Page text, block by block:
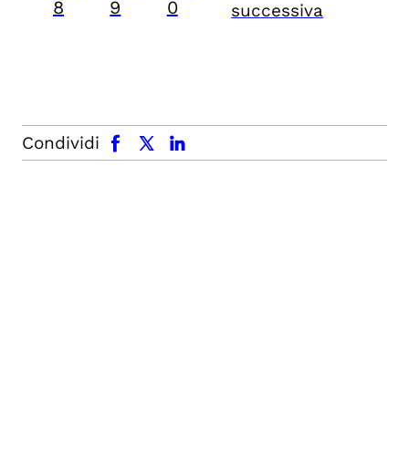
8
9
0
successiva
Condividi
facebook x.com linkedin